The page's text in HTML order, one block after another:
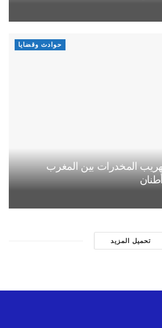
حوادث وقضايا
المخدرات بين المغرب
تحميل المزيد